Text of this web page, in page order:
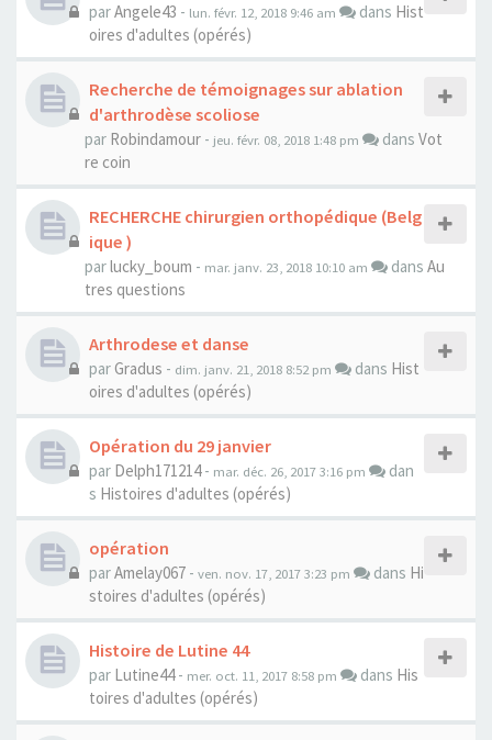
parAngele43 - lun. févr. 12, 2018 9:46 am dans Hist
oires d'adultes (opérés)
Recherche de témoignages sur ablation
d'arthrodèse scoliose
par Robindamour - jeu. févr. 08, 2018 1:48 pm dans Vot
re coin
RECHERCHE chirurgien orthopédique (Belg
ique )
parlucky_boum - mar. janv. 23, 2018 10:10 am dans Au
tres questions
Arthrodese et danse
par Gradus - dim. janv. 21, 2018 8:52 pm dans Hist
oires d'adultes (opérés)
Opération du 29 janvier
par Delph171214- mar. déc. 26, 2017 3:16 pm
dan
s Histoires d'adultes (opérés)
opération
parAmelay067 - ven. nov. 17, 2017 3:23 pm dans Hi
stoires d'adultes (opérés)
Histoire de Lutine 44
par Lutine44- mer. oct. 11, 2017 8:58 pm dans His
toires d'adultes (opérés)